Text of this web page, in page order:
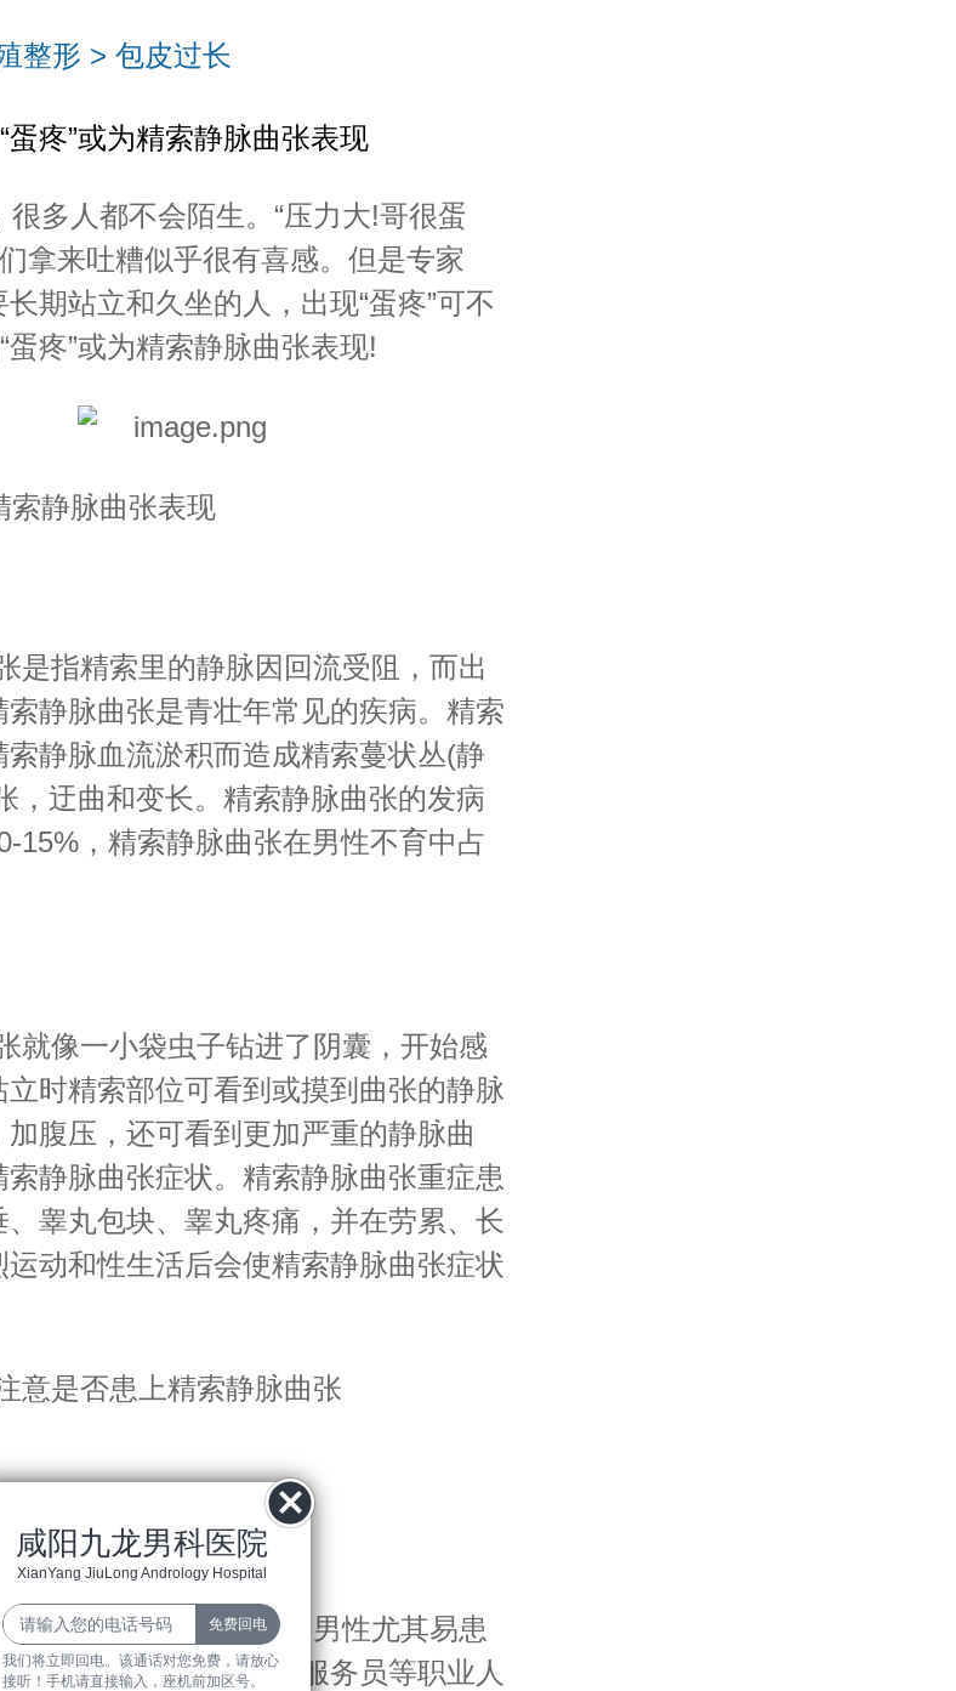
整形 > 包皮过长
蛋疼”或为精索静脉曲张表现
多人都不会陌生。“压力大!哥很蛋
拿来吐糟似乎很有喜感。但是专家
期站立和久坐的人，出现“蛋疼”可不
蛋疼”或为精索静脉曲张表现!
静脉曲张表现
指精索里的静脉因回流受阻，而出
静脉曲张是青壮年常见的疾病。精索
静脉血流淤积而造成精索蔓状丛(静
，迂曲和变长。精索静脉曲张的发病
15%，精索静脉曲张在男性不育中占
像一小袋虫子钻进了阴囊，开始感
时精索部位可看到或摸到曲张的静脉
腹压，还可看到更加严重的静脉曲
静脉曲张症状。精索静脉曲张重症患
睾丸包块、睾丸疼痛，并在劳累、长
动和性生活后会使精索静脉曲张症状
意是否患上精索静脉曲张
预防精索静脉曲张
那些以站立为职业的男性尤其易患
要以教师、美发师、服务员等职业人
咸阳九龙男科医院
XianYang JiuLong Andrology Hospital
我们将立即回电。该通话对您免费，请放心
接听！手机请直接输入，座机前加区号。